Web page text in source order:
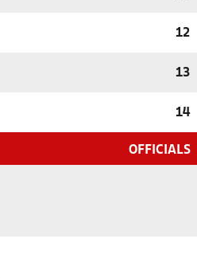
12
13
14
OFFICIALS